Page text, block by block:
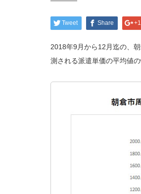
Tweet Share +1
2018年9月から12月迄の、
測される派遣単価の平均値